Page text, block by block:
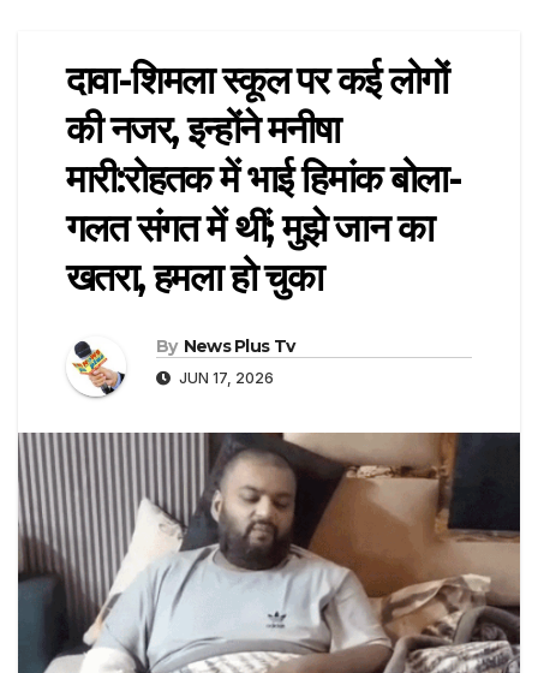
दावा-शिमला स्कूल पर कई लोगों
की नजर, इन्होंने मनीषा
मारी:रोहतक में भाई हिमांक बोला-
गलत संगत में थीं; मुझे जान का
खतरा, हमला हो चुका
By News Plus Tv
JUN 17, 2026